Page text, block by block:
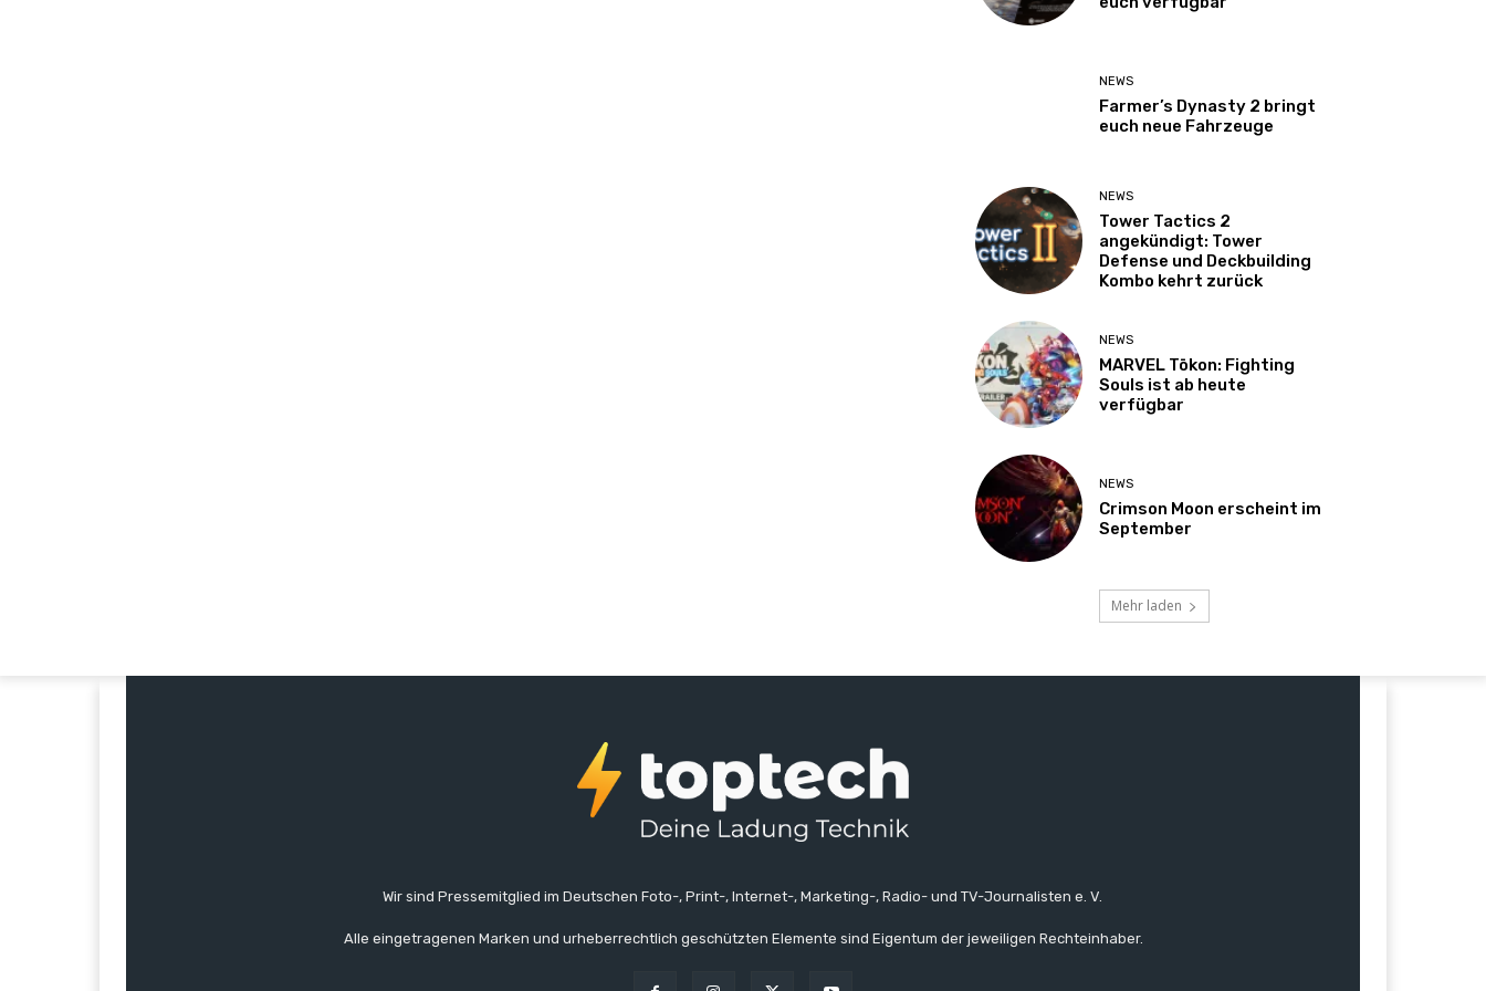
NEWS
Farmer’s Dynasty 2 bringt
euch neue Fahrzeuge
NEWS
Tower Tactics 2
angekündigt: Tower
Defense und Deckbuilding
Kombo kehrt zurück
NEWS
MARVEL Tōkon: Fighting
Souls ist ab heute
verfügbar
NEWS
Crimson Moon erscheint im
September
Mehr laden
Wir sind Pressemitglied im Deutschen Foto-, Print-, Internet-, Marketing-, Radio- und TV-Journalisten e. V.
Alle eingetragenen Marken und urheberrechtlich geschützten Elemente sind Eigentum der jeweiligen Rechteinhaber.